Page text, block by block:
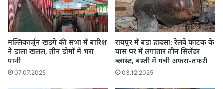
मल्लिकार्जुन खड़गे की सभा में बारिश
ने डाला खलल, तीन डोमों में भरा
पानी
07.07.2025
रायपुर में बड़ा हादसा: रेलवे फाटक के
पास घर में लगातार तीन सिलेंडर
ब्लास्ट, बस्ती में मची अफरा-तफरी
03.12.2025